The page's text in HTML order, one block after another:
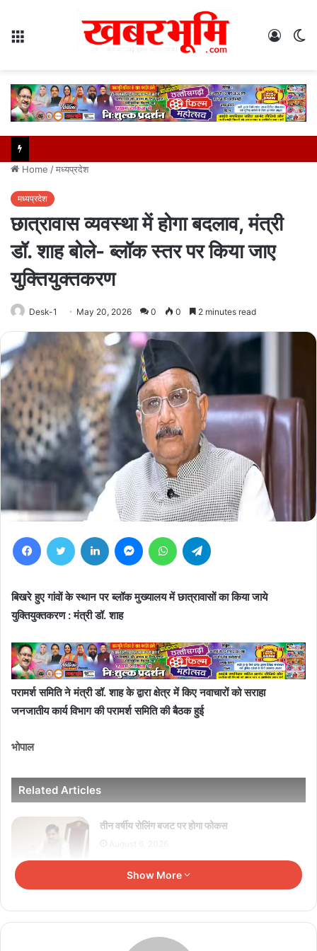
Log
Home /मध्यप्रदेश
मध्यप्रदेश
छात्रावास व्यवस्था में होगा बदलाव, मंत्री
डॉ. शाह बोले- ब्लॉक स्तर पर किया जाए
युक्तियुक्तकरण
Desk-1 May 20, 2026 0 0 2 minutes read
FacebookTwitter LinkedIn MessengerWhatsApp
बिखरे हुए गांवों के स्थान पर ब्लॉक मुख्यालय में छात्रावासों का किया जाये
युक्तियुक्तकरण : मंत्री डॉ. शाह
परामर्श समिति ने मंत्री डॉ. शाह के द्वारा क्षेत्र में किए नवाचारों को सराहा
जनजातीय कार्य विभाग की परामर्श समिति की बैठक हुई
भोपाल
Related Articles
तीन वर्षीय रोलिंग बजट पर होगा फोकस
सेमीफाइनल में झारखंड को 2-0 से हराकर फाइनल में बनाई
August 6, 2026
Show More